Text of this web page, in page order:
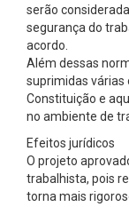
serão
segurança do
acordo.
Além dessas
suprimidas várias
Constituição e
no ambiente de
Efeitos jurídicos
O projeto
trabalhista, pois
torna mais